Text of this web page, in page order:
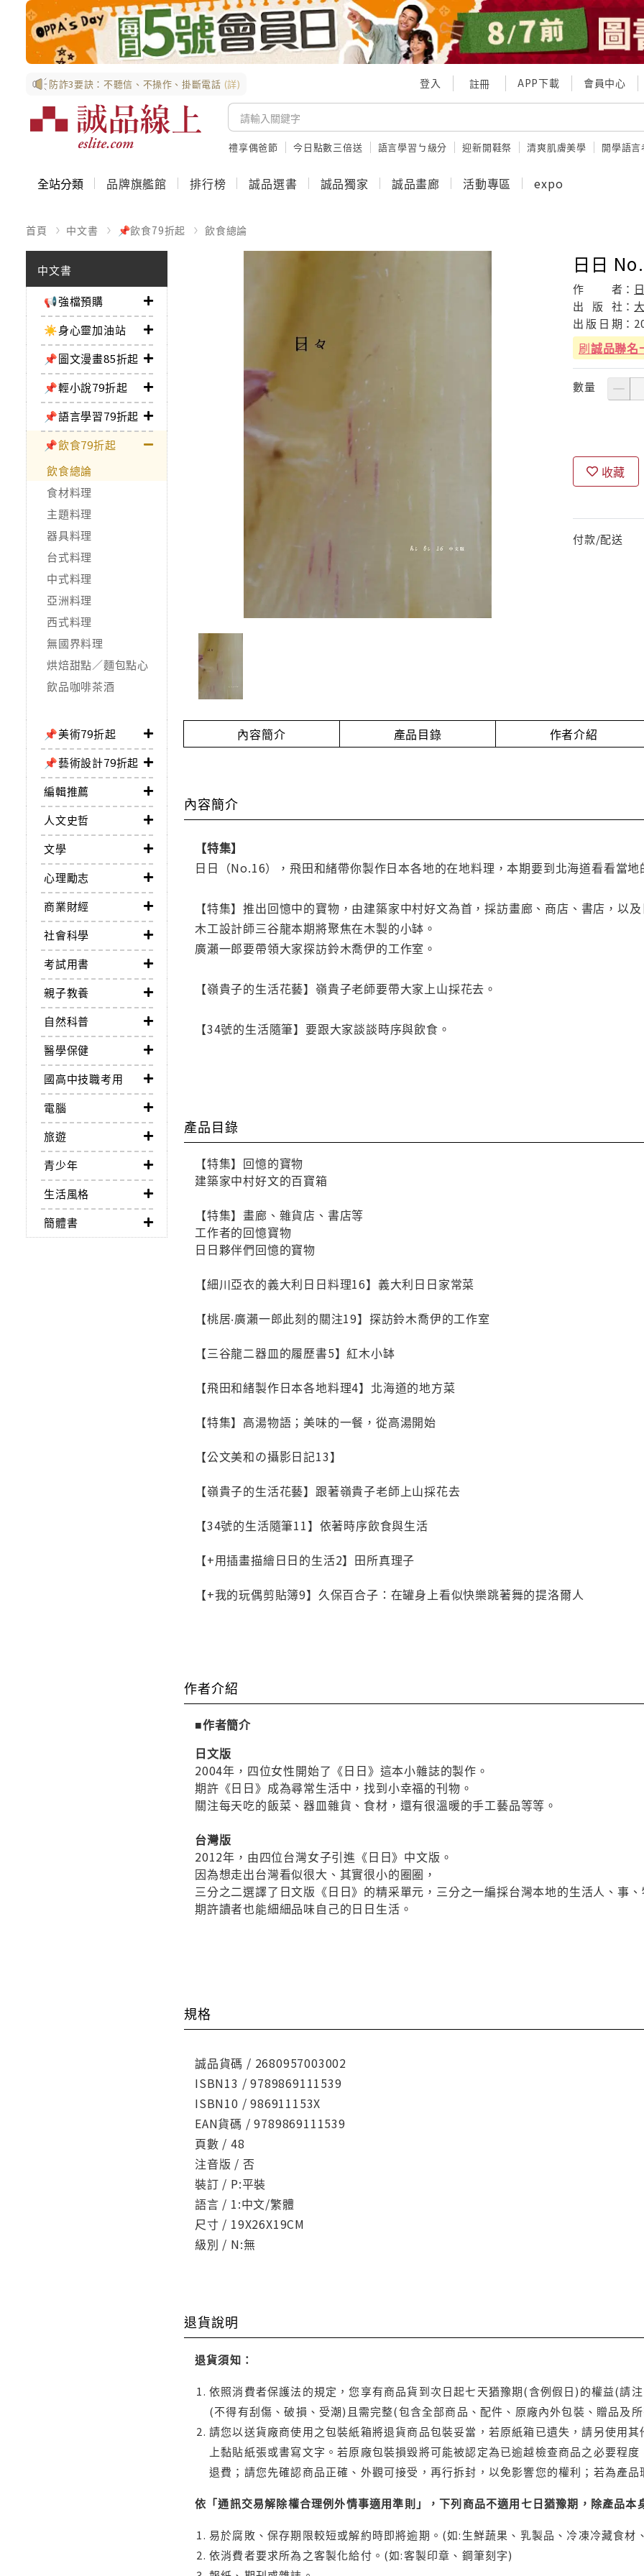
防詐3要訣：不聽信、不操作、掛斷電話 (詳) 登入 註冊 APP下載 會員中心
禮享偶爸節 今日點數三倍送 語言學習ㄅ級分 迎新開鞋祭 清爽肌膚美學 開學語
全站分類 品牌旗艦館 排行榜 誠品選書 誠品獨家 誠品畫廊 活動專區 expo
首頁 中文書 📌飲食79折起 飲食總論
中文書
📢強檔預購
☀️身心靈加油站
📌圖文漫畫85折起
📌輕小說79折起
📌語言學習79折起
📌飲食79折起
飲食總論
食材料理
主題料理
器具料理
台式料理
中式料理
亞洲料理
西式料理
無國界料理
烘焙甜點／麵包點心
飲品咖啡茶酒
📌美術79折起
📌藝術設計79折起
編輯推薦
人文史哲
文學
心理勵志
商業財經
社會科學
考試用書
親子教養
自然科普
醫學保健
國高中技職考用
電腦
旅遊
青少年
生活風格
簡體書
日日
作 者：
出
版 社：
出 版 日 期：
刷誠品聯名
數量
收藏
付款/配送
內容簡介 產品目錄 作者介紹
內容簡介
【特集】
日日（No.16），飛田和緒帶你製作日本各地的在地料理，本期要到北海道看看當地
【特集】推出回憶中的寶物，由建築家中村好文為首，採訪畫廊、商店、書店，以
木工設計師三谷龍本期將聚焦在木製的小缽。
廣瀨一郎要帶領大家探訪鈴木喬伊的工作室。
【嶺貴子的生活花藝】嶺貴子老師要帶大家上山採花去。
【34號的生活隨筆】要跟大家談談時序與飲食。
產品目錄
【特集】回憶的寶物
建築家中村好文的百寶箱
【特集】畫廊、雜貨店、書店等
工作者的回憶寶物
日日夥伴們回憶的寶物
【細川亞衣的義大利日日料理16】義大利日日家常菜
【桃居‧廣瀨一郎此刻的關注19】探訪鈴木喬伊的工作室
【三谷龍二器皿的履歷書5】紅木小缽
【飛田和緒製作日本各地料理4】北海道的地方菜
【特集】高湯物語；美味的一餐，從高湯開始
【公文美和の攝影日記13】
【嶺貴子的生活花藝】跟著嶺貴子老師上山採花去
【34號的生活隨筆11】依著時序飲食與生活
【+用插畫描繪日日的生活2】田所真理子
【+我的玩偶剪貼簿9】久保百合子：在罐身上看似快樂跳著舞的提洛爾人
作者介紹
■作者簡介
日文版
2004年，四位女性開始了《日日》這本小雜誌的製作。
期許《日日》成為尋常生活中，找到小幸福的刊物。
關注每天吃的飯菜、器皿雜貨、食材，還有很溫暖的手工藝品等等。
台灣版
2012年，由四位台灣女子引進《日日》中文版。
因為想走出台灣看似很大、其實很小的圈圈，
三分之二選譯了日文版《日日》的精采單元，三分之一編採台灣本地的生活人、事
期許讀者也能細細品味自己的日日生活。
規格
誠品貨碼 / 2680957003002
ISBN13 / 9789869111539
ISBN10 / 986911153X
EAN貨碼 / 9789869111539
頁數 / 48
注音版 / 否
裝訂 / P:平裝
語言 / 1:中文/繁體
尺寸 / 19X26X19CM
級別 / N:無
退貨說明
退貨須知：
依照消費者保護法的規定，您享有商品貨到次日起七天猶豫期(含例假日)的權益(請
(不得有刮傷、破損、受潮)且需完整(包含全部商品、配件、原廠內外包裝、贈品及
請您以送貨廠商使用之包裝紙箱將退貨商品包裝妥當，若原紙箱已遺失，請另使用
上黏貼紙張或書寫文字。若原廠包裝損毀將可能被認定為已逾越檢查商品之必要程
退費；請您先確認商品正確、外觀可接受，再行拆封，以免影響您的權利；若為產
依「通訊交易解除權合理例外情事適用準則」，下列商品不適用七日猶豫期，除產品本
易於腐敗、保存期限較短或解約時即將逾期。(如:生鮮蔬果、乳製品、冷凍冷藏食材
依消費者要求所為之客製化給付。(如:客製印章、鋼筆刻字)